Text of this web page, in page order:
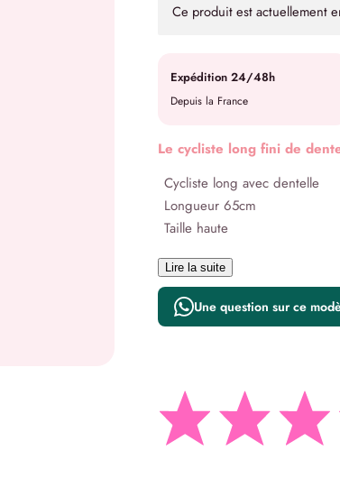
Ce produit est actuellement
Expédition 24/48h
Depuis la France
Le cycliste long fini de
Cycliste long avec dentelle
Longueur 65cm
Taille haute
Lire la suite
Une question sur ce